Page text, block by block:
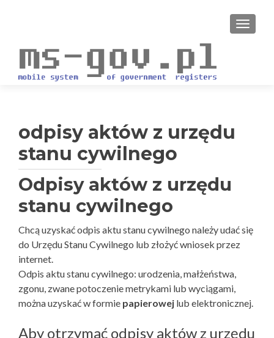
odpisy aktów z urzędu
stanu cywilnego
Odpisy aktów z urzędu
stanu cywilnego
Chcą uzyskać odpis aktu stanu cywilnego należy udać się
do Urzędu Stanu Cywilnego lub złożyć wniosek przez
internet.
Odpis aktu stanu cywilnego: urodzenia, małżeństwa,
zgonu, zwane potoczenie metrykami lub wyciągami,
można uzyskać w formie papierowej lub elektronicznej.
Aby otrzymać odpisy aktów z urzędu